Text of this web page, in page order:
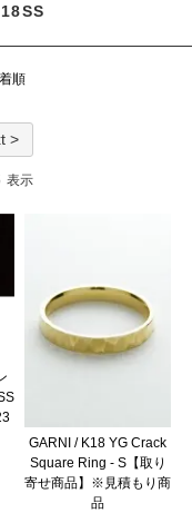
順
>
表示
GARNI / K18 YG Crack
Square Ring - S【取り
寄せ商品】※見積もり商
品